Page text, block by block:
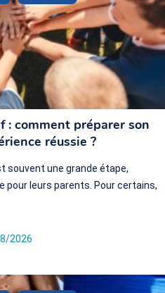
: comment préparer son
réussie ?
souvent une grande étape,
pour leurs parents. Pour certains,
2026